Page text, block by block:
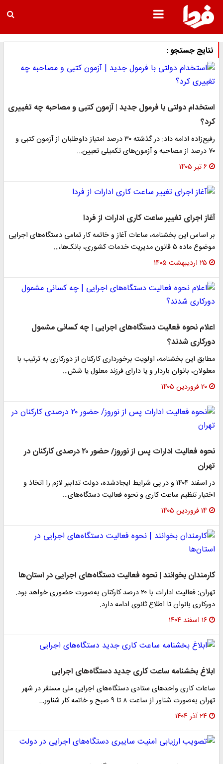
نتایج جستجو :
استخدام دولتی با فرمول جدید | آزمون کتبی و مصاحبه چه تغییری
کرد؟
رفیع‌زاده ادامه داد: در گذشته ۳۰ درصد امتیاز داوطلبان از آزمون کتبی و
۷۰ درصد از مصاحبه و آزمون‌های تکمیلی تعیین…
۶ تیر ۱۴۰۵
آغاز اجرای تغییر ساعت کاری ادارات از فردا
بر اساس این بخشنامه، ساعات آغاز و خاتمه کار تمامی دستگاه‌های اجرایی
موضوع ماده ۵ قانون مدیریت خدمات کشوری، بانک‌ها،…
۲۵ اردیبهشت ۱۴۰۵
اعلام نحوه فعالیت دستگاه‌های اجرایی | چه کسانی مشمول
دورکاری شدند؟
مطابق این بخشنامه، اولویت برخورداری کارکنان از دورکاری به ترتیب با
معلولان، بانوان باردار و یا دارای فرزند معلول یا شش…
۲۰ فروردین ۱۴۰۵
نحوه فعالیت ادارات پس از نوروز/ حضور ۲۰ درصدی کارکنان در
تهران
در اسفند ۱۴۰۴ و در پی شرایط ایجادشده، دولت تدابیر لازم را اتخاذ و
اختیار تنظیم ساعت کاری و نحوه فعالیت دستگاه‌های…
۱۴ فروردین ۱۴۰۵
کارمندان بخوانند | نحوه فعالیت دستگاه‌های اجرایی در استان‌ها
تهران: فعالیت ادارات با ۲۰ درصد کارکنان به‌صورت حضوری خواهد بود.
دورکاری بانوان تا اطلاع ثانوی ادامه دارد.
۱۶ اسفند ۱۴۰۴
ابلاغ بخشنامه ساعت کاری جدید دستگاه‌های اجرایی
ساعات کاری واحدهای ستادی دستگاه‌های اجرایی ملی مستقر در شهر
تهران به‌صورت شناور از ساعت ۸ تا ۹ صبح و خاتمه کار شناور…
۲۴ آذر ۱۴۰۴